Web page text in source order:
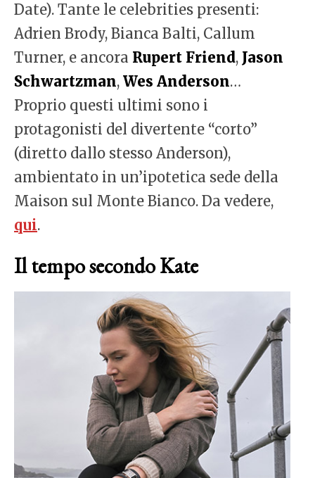
Date). Tante le celebrities presenti:
Adrien Brody, Bianca Balti, Callum
Turner, e ancora Rupert Friend, Jason
Schwartzman, Wes Anderson…
Proprio questi ultimi sono i
protagonisti del divertente “corto”
(diretto dallo stesso Anderson),
ambientato in un’ipotetica sede della
Maison sul Monte Bianco. Da vedere,
qui.
Il tempo secondo Kate